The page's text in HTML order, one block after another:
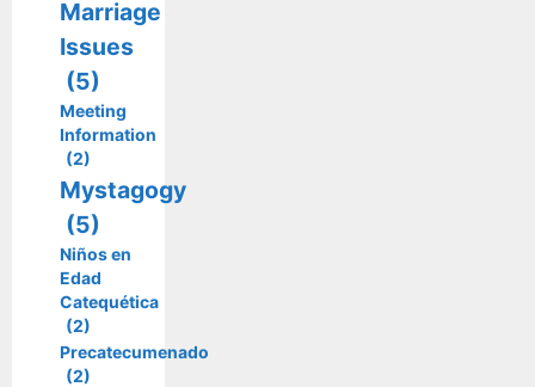
Marriage
Issues
(5)
Meeting
Information
(2)
Mystagogy
(5)
Niños en
Edad
Catequética
(2)
Precatecumenado
(2)